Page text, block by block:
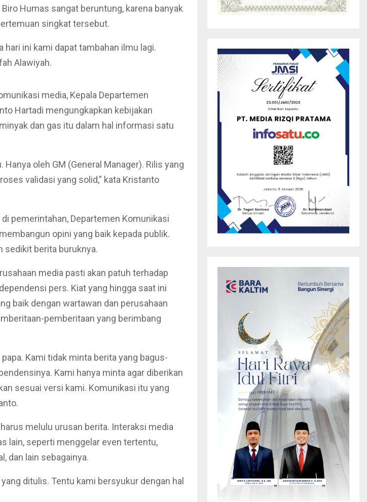
Humas sangat beruntung, karena banyak
singkat tersebut.
hari ini kami dapat tambahan ilmu lagi.
Alawiyah.
media, Kepala Departemen
Hartadi mengungkapkan kebijakan
dan gas itu dalam hal informasi satu
oleh GM (General Manager). Rilis yang
validasi yang solid,” kata Kristanto
pemerintahan, Departemen Komunikasi
opini yang baik kepada publik.
sedikit berita buruknya.
media pasti akan patuh terhadap
pers. Kiat yang hingga saat ini
baik dengan wartawan dan perusahaan
pemberitaan yang berimbang
Kami tidak minta berita yang bagus-
Kami hanya minta agar diberikan
sesuai versi kami. Komunikasi itu yang
melulu urusan berita. Interaksi media
lain, seperti menggelar even tertentu,
dan lain sebagainya.
ditulis. Tentu kami bersyukur dengan hal